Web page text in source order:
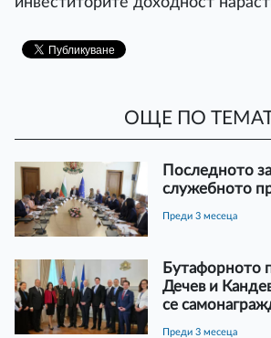
ОЩЕ ПО
Последното
служебното
преди 3 месеца
Бутафорното
Дечев и
се
преди 3 месеца